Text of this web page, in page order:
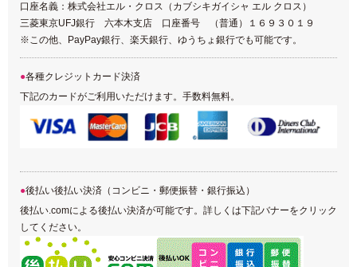
口座名義：株式会社エル・クロス（カブシキガイシャ エル クロス）
三菱東京UFJ銀行 六本木支店 口座番号 （普通）１６９３０１９
※この他、PayPay銀行、楽天銀行、ゆうちょ銀行でも可能です。
各種クレジットカード決済
下記のカードがご利用いただけます。手数料無料。
後払い後払い決済（コンビニ・郵便振替・銀行振込）
後払い.comによる後払い決済が可能です。詳しくは下記バナーをクリック
してください。